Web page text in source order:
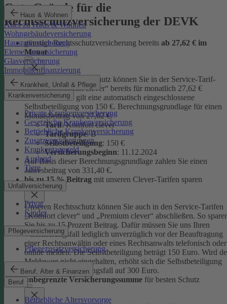
Haus & Wohnen
Alles zu Haus & Wohnen
Wohngebäudeversicherung
Hausratversicherung
Elementarversicherung
Glasversicherung
Immobilienfinanzierung
Krankheit, Unfall & Pflege
Krankenversicherung
Private Krankenversicherung
Gesetzliche Krankenversicherung
Betriebliche Krankenversicherung
Zusatzversicherungen
Krankentagegeld
Ausland
Tiere
Unfallversicherung
Privat
Kinder
Pflegeversicherung
Pflegezusatzversicherung
Beruf, Alter & Finanzen
Beruf
Betriebliche Altersvorsorge
Gute Gründe für die
Rechtsschutzversicherung der DEVK
günstige Rechtsschutzversicherung bereits ab 27,62 € im
Monat
Unseren Privatrechtsschutz können Sie in der Service-Tarif-
Variante „Komfort clever“ bereits für monatlich 27,62 €
abschließen. Es gilt eine automatisch eingeschlossene
Selbstbeteiligung von 150 €. Berechnungsgrundlage für einen
Monatsbeitrag von 27,62 €:
Tarif: Komfort clever
Tarifgruppe: B
Selbstbeteiligung: 150 €
Versicherungsbeginn: 11.12.2024
Auf Basis dieser Berechnungsgrundlage zahlen Sie einen
Jahresbeitrag von 331,40 €.
bis zu 15 % Beitrag mit unseren Clever-Tarifen sparen
Unseren Rechtsschutz können Sie auch in den Service-Tarifen
„Komfort clever“ und „Premium clever“ abschließen. So
Sie bis zu 15 Prozent Beitrag. Dafür müssen Sie uns Ihren
Versicherungsfall lediglich unverzüglich vor der Beauftragung
einer Rechtsanwältin oder eines Rechtsanwalts telefonisch oder
online melden. Die Selbstbeteiligung beträgt 150 Euro. Wird
Meldeweg nicht eingehalten, erhöht sich die Selbstbeteiligung
für diesen Versicherungsfall auf 300 Euro.
unbegrenzte Versicherungssumme für besten Schutz